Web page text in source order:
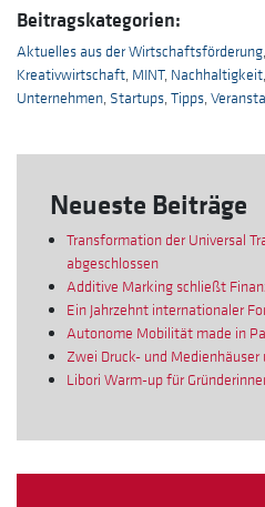
Beitragskategorien:
Aktuelles aus der Wirtschaftsförderung,
Kreativwirtschaft, MINT, Nachhaltigkeit,
Unternehmen, Startups,Tipps,
Neueste Beiträge
Transformation der Universal
abgeschlossen
Additive Marking schließt
Ein Jahrzehnt internationaler
Autonome Mobilität made in
Zwei Druck- und
Libori Warm-up für